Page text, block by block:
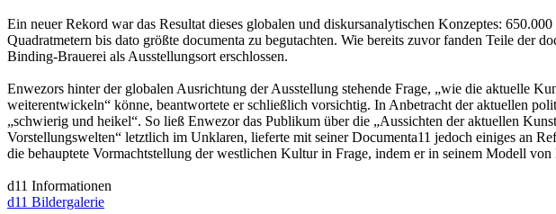
Ein neuer Rekord war das Resultat dieses globalen und diskursanalytischen Konzeptes:
Quadratmetern bis dato größte documenta zu begutachten. Wie bereits zuvor fanden Teile
Binding-Brauerei als Ausstellungsort erschlossen.
Enwezors hinter der globalen Ausrichtung der Ausstellung stehende Frage, „wie die aktuelle
weiterentwickeln“ könne, beantwortete er schließlich vorsichtig. In Anbetracht der aktuellen
„schwierig und heikel“. So ließ Enwezor das Publikum über die „Aussichten der aktuellen
Vorstellungswelten“ letztlich im Unklaren, lieferte mit seiner Documenta11 jedoch einiges an
die behauptete Vormachtstellung der westlichen Kultur in Frage, indem er in seinem Modell
d11 Informationen
d11 Bildergalerie